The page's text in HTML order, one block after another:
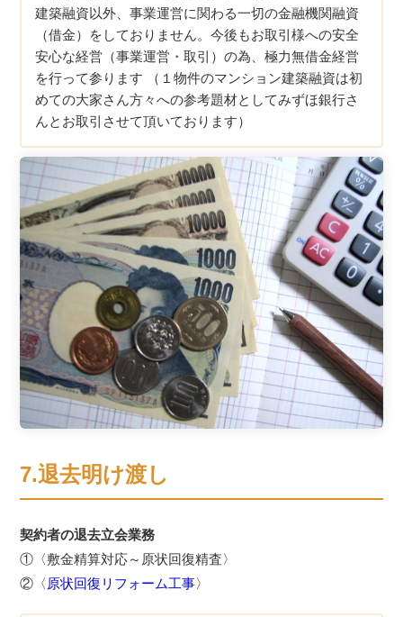
建築融資以外、事業運営に関わる一切の金融機関融資
（借金）をしておりません。今後もお取引様への安全
安心な経営（事業運営・取引）の為、極力無借金経営
を行って参ります （１物件のマンション建築融資は初
めての大家さん方々への参考題材としてみずほ銀行さ
んとお取引させて頂いております）
7.退去明け渡し
契約者の退去立会業務
①〈敷金精算対応～原状回復精査〉
②〈 原状回復リフォーム工事〉